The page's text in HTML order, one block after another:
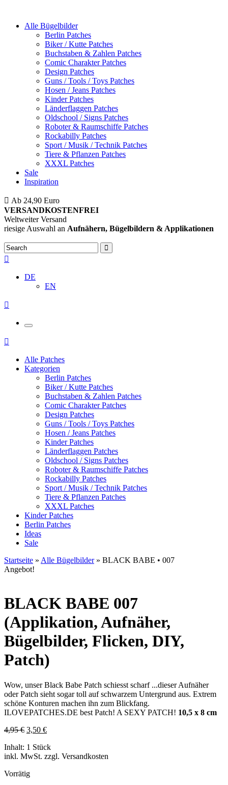
Alle Bügelbilder
Berlin Patches
Biker / Kutte Patches
Buchstaben & Zahlen Patches
Comic Charakter Patches
Design Patches
Guns / Tools / Toys Patches
Hosen / Jeans Patches
Kinder Patches
Länderflaggen Patches
Oldschool / Signs Patches
Roboter & Raumschiffe Patches
Rockabilly Patches
Sport / Musik / Technik Patches
Tiere & Pflanzen Patches
XXXL Patches
Sale
Inspiration
Ab 24,90 Euro
VERSANDKOSTENFREI
Weltweiter Versand
riesige Auswahl an Aufnähern, Bügelbildern & Applikationen
DE
EN
Alle Patches
Kategorien
Berlin Patches
Biker / Kutte Patches
Buchstaben & Zahlen Patches
Comic Charakter Patches
Design Patches
Guns / Tools / Toys Patches
Hosen / Jeans Patches
Kinder Patches
Länderflaggen Patches
Oldschool / Signs Patches
Roboter & Raumschiffe Patches
Rockabilly Patches
Sport / Musik / Technik Patches
Tiere & Pflanzen Patches
XXXL Patches
Kinder Patches
Berlin Patches
Ideas
Sale
Startseite » Alle Bügelbilder» BLACK BABE • 007
Angebot!
BLACK BABE 007
(Applikation, Aufnäher,
Bügelbilder, Flicken, DIY,
Patch)
Wow, unser Black Babe Patch schiesst scharf ...dieser Aufnäher
oder Patch sieht sogar toll auf schwarzem Untergrund aus. Extrem
schöne Konturen machen ihn zum Blickfang.
ILOVEPATCHES.DE best Patch! A SEXY PATCH! 10,5 x 8 cm
4,95€ 3,50 €
Inhalt: 1 Stück
inkl. MwSt. zzgl. Versandkosten
Vorrätig